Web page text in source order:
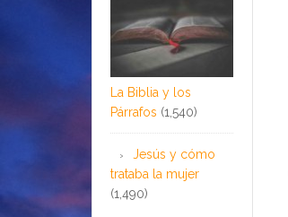
La Biblia y los
Párrafos (1,540)
Jesús y cómo
trataba la mujer
(1,490)